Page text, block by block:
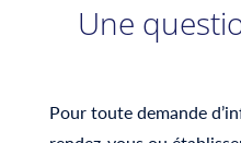
Une
Pour toute demande